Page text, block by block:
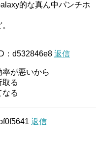
的な真ん中パンチホ
ID：d532846e8 返信
が悪いから
取る
なる
返信